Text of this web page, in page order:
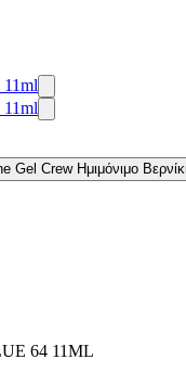
64 11ML